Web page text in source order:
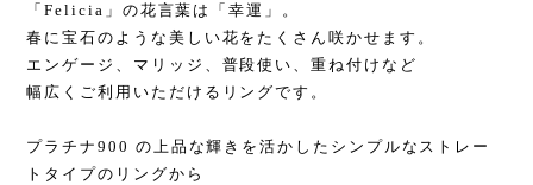
「Felicia」の花言葉は「幸運」。
春に宝石のような美しい花をたくさん咲かせます。
エンゲージ、マリッジ、普段使い、重ね付けなど
幅広くご利用いただけるリングです。
プラチナ900 の上品な輝きを活かしたシンプルなストレー
トタイプのリングから